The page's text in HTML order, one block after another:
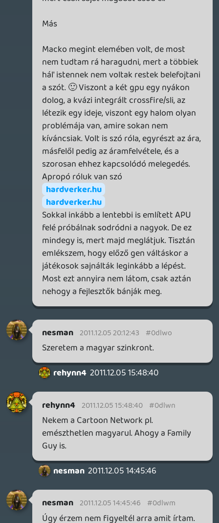
Nekem a Cartoon Network pl.
nesman 2011.12.05 14:45:46
nesman 2011.12.05 14:45:46 #0dlwm
Úgy érzem nem figyeltél arra amit írtam.
Hány Magyar embernek nincs igénye arra,
hogy a saját anyanyelvén, és megint
kiemelném a saját anyanyelvét játsszon
egy-két játékkal. Mert ugye neves exkluzív
játékairól volt szó. Az meg hogy mennyire
térül meg ennél az esetben másodlagos,
sokadlagos szempont. A MS-nál sem térült
meg szerintem. Azt is írtam, hogy nem
csak egyedül vagyok ezzel a
véleménnyel/igénnyel. Ha még egyszer
elolvasod mit írtam minden felvetésedre
megtalálod a választ.
Necroman Mk2 2011.12.05 13:15:14
Necroman Mk2 2011.12.05 13:15:14 #0dlwl
Az igény természetesen jogos, de ez után
jön az üzleti szemlélet: van-e elég olyan
ember, akinek szintén ez az igénye, és az ő
kielégítésükkel anyagilag megtérül-e a
befektetett összeg. Mert egy embernek
nem vagy valamilyen nagyon
befolyásos/véleményformáló egyéniség, pl.
híres énekes.
nesman 2011.12.04 16:56:43
Nextgen: mivel a podcast felvételekor
(minimális túlzással) minden nap volt egy
50-100 kommentes hír a témában, úgy
gondoltuk érdemes még a dologgal
foglalkozni.
Én egy igényt vázoltam fel, nem
felháborodás volt. Ugye ezzel kezdtem.
Ezért nem is tudok válaszolni a